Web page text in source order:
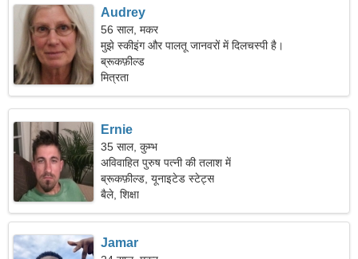
Audrey
56 साल, मकर
मुझे स्कीइंग और पालतू जानवरों में दिलचस्पी है।
ब्रूकफ़ील्ड
मित्रता
Ernie
35 साल, कुम्भ
अविवाहित पुरुष पत्नी की तलाश में
ब्रूकफ़ील्ड, यूनाइटेड स्टेट्स
बैले, शिक्षा
Jamar